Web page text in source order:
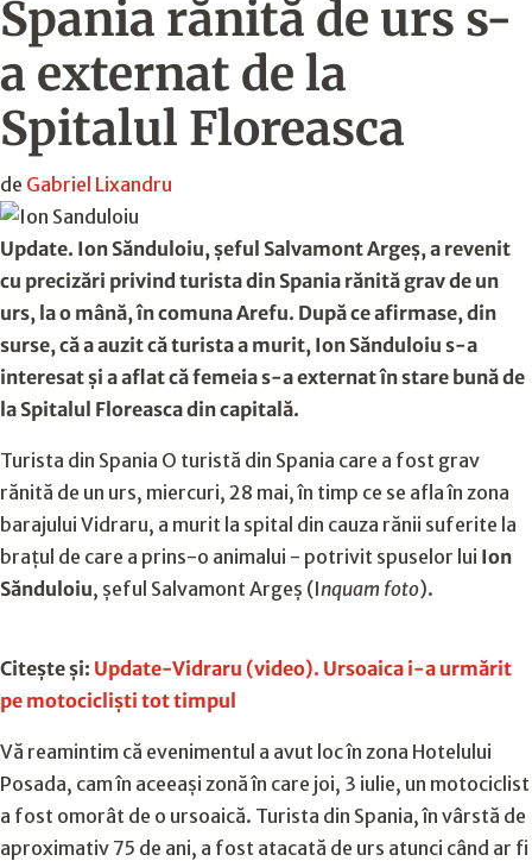
Spania rănită de urs s-
a externat de la
Spitalul Floreasca
de Gabriel Lixandru
Update. Ion Sănduloiu, șeful Salvamont Argeș, a revenit
cu precizări privind turista din Spania rănită grav de un
urs, la o mână, în comuna Arefu. După ce afirmase, din
surse, că a auzit că turista a murit, Ion Sănduloiu s-a
interesat și a aflat că femeia s-a externat în stare bună de
la Spitalul Floreasca din capitală.
Turista din Spania O turistă din Spania care a fost grav
rănită de un urs, miercuri, 28 mai, în timp ce se afla în zona
barajului Vidraru, a murit la spital din cauza rănii suferite la
brațul de care a prins-o animalui - potrivit spuselor lui Ion
Sănduloiu, șeful Salvamont Argeș (Inquam foto).
Citește și: Update-Vidraru (video). Ursoaica i-a urmărit
pe motocicliști tot timpul
Vă reamintim că evenimentul a avut loc în zona Hotelului
Posada, cam în aceeași zonă în care joi, 3 iulie, un motociclist
a fost omorât de o ursoaică. Turista din Spania, în vârstă de
aproximativ 75 de ani, a fost atacată de urs atunci când ar fi